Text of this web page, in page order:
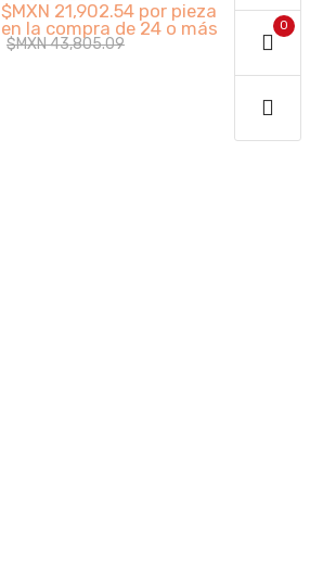
$MXN 21,902.54 por pieza
en la compra de 24 o más
$MXN 43,805.09
0